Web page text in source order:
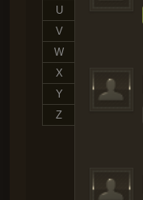
U
V
W
X
Y
Z